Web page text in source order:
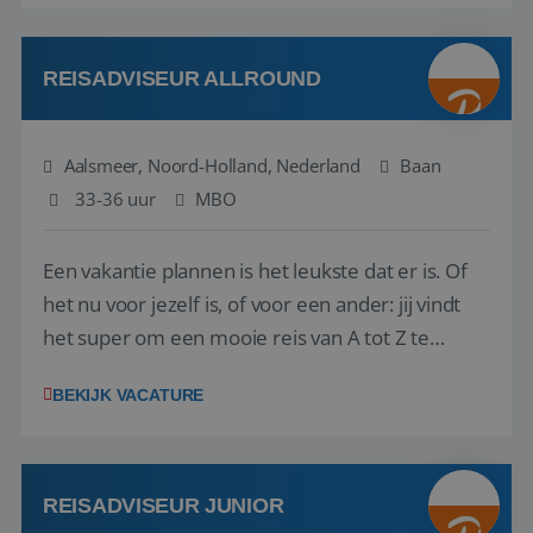
klanten te overtuigen om die droomreis te
boeken! ...
REISADVISEUR ALLROUND
Aalsmeer, Noord-Holland, Nederland
Baan
33-36 uur
MBO
Een vakantie plannen is het leukste dat er is. Of
het nu voor jezelf is, of voor een ander: jij vindt
het super om een mooie reis van A tot Z te
vakantiegangers de meest prachtige plekjes op
werken: of het nu gaat om vragen ...
BEKIJK VACATURE
REISADVISEUR JUNIOR